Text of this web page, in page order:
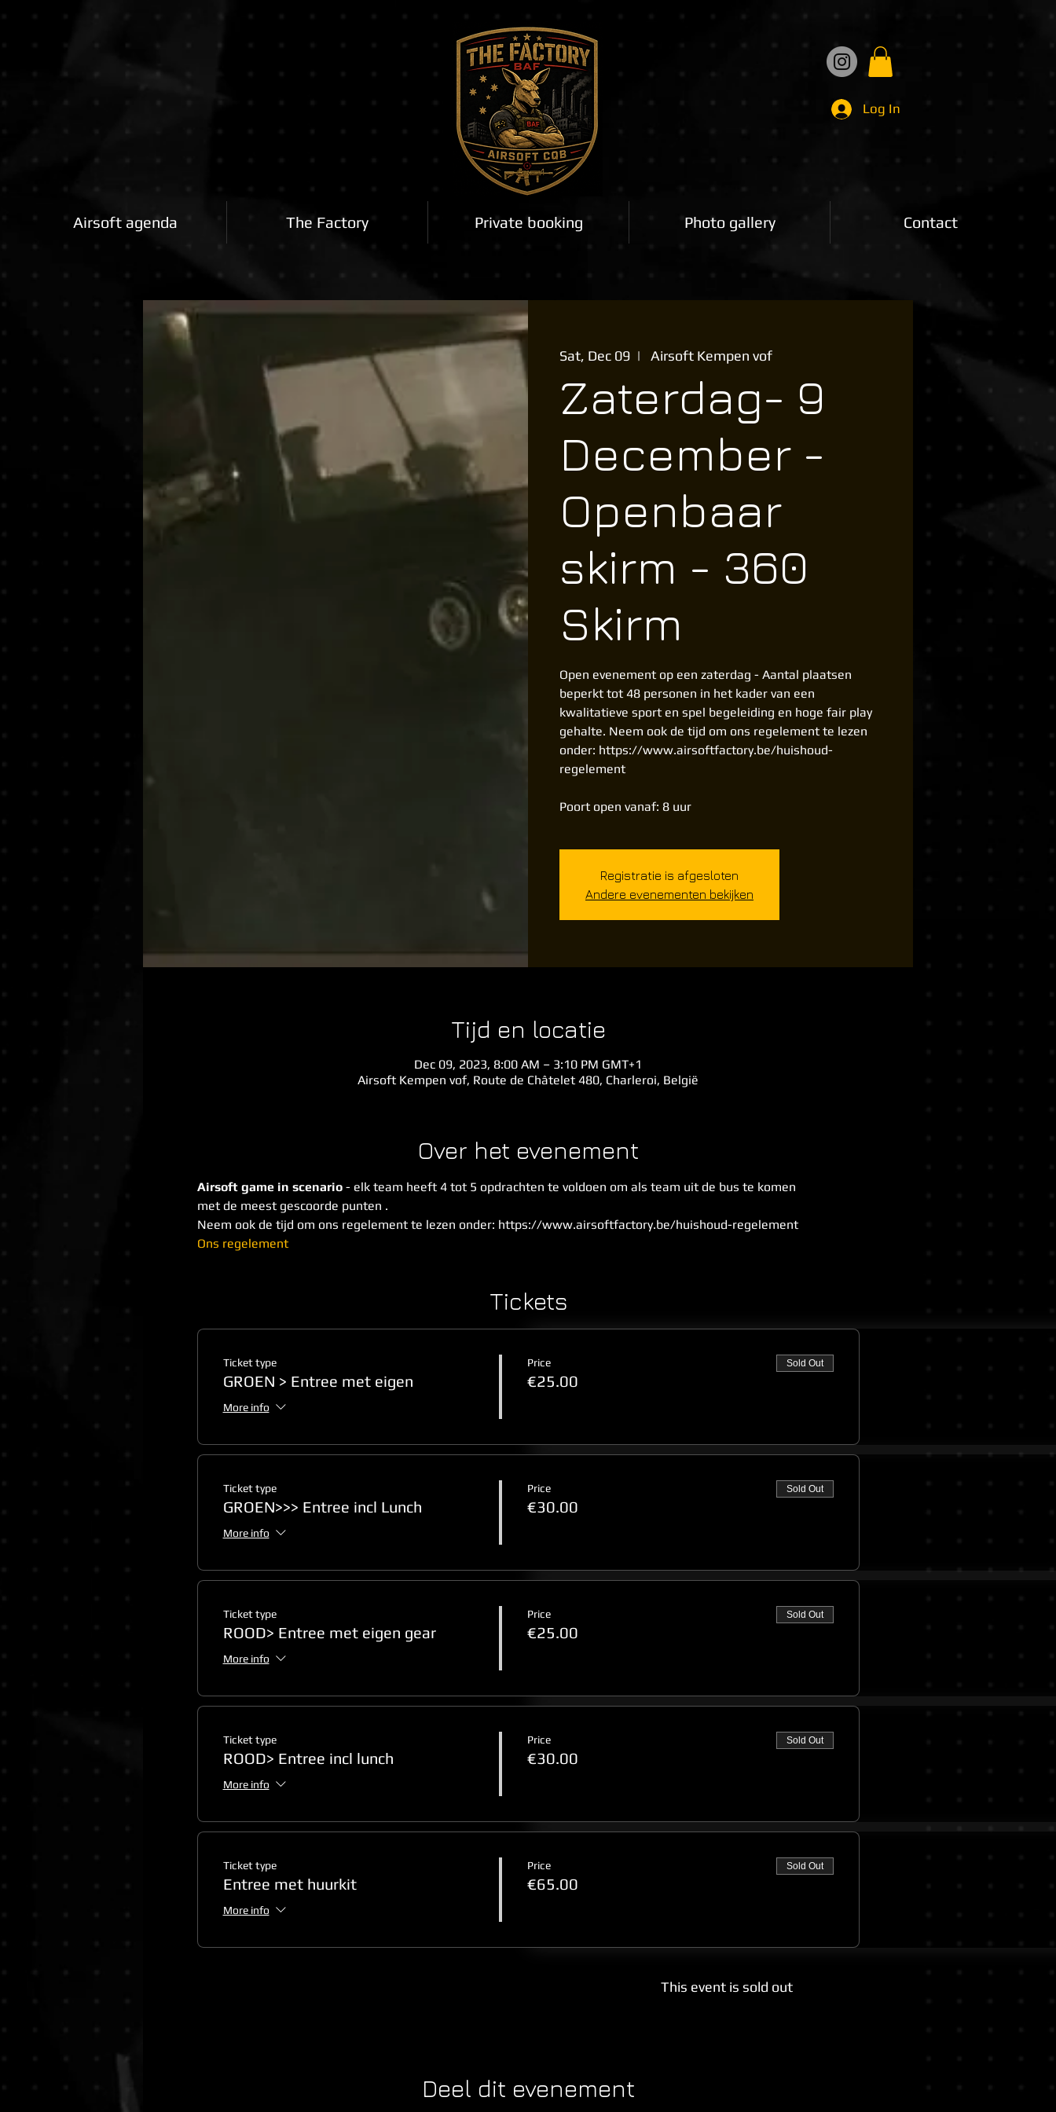
Log In
Airsoft agenda The Factory Private booking Photo gallery Contact
Sat, Dec 09
  |
Airsoft Kempen vof
Zaterdag- 9
December -
Openbaar
skirm - 360
Skirm
Open evenement op een zaterdag - Aantal plaatsen
beperkt tot 48 personen in het kader van een
kwalitatieve sport en spel begeleiding en hoge fair play
gehalte. Neem ook de tijd om ons regelement te lezen
onder: https://www.airsoftfactory.be/huishoud-
regelement
Poort open vanaf: 8 uur
Registratie is afgesloten
Andere evenementen bekijken
Tijd en locatie
Dec 09, 2023, 8:00 AM – 3:10 PM GMT+1
Airsoft Kempen vof, Route de Châtelet 480, Charleroi, België
Over het evenement
Airsoft game in scenario - elk team heeft 4 tot 5 opdrachten te voldoen om als team uit de bus te komen
met de meest gescoorde punten .
Neem ook de tijd om ons regelement te lezen onder: https://www.airsoftfactory.be/huishoud-regelement
Ons regelement
Tickets
Ticket type
GROEN > Entree met eigen
More info
Price
€25.00
Sold Out
Ticket type
GROEN>>> Entree incl Lunch
More info
Price
€30.00
Sold Out
Ticket type
ROOD> Entree met eigen gear
More info
Price
€25.00
Sold Out
Ticket type
ROOD> Entree incl lunch
More info
Price
€30.00
Sold Out
Ticket type
Entree met huurkit
More info
Price
€65.00
Sold Out
This event is sold out
Deel dit evenement